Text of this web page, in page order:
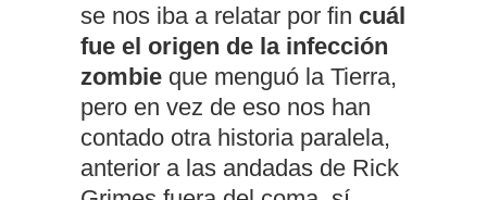
se nos iba a relatar por fin cuál
fue el origen de la infección
zombie que menguó la Tierra,
pero en vez de eso nos han
contado otra historia paralela,
anterior a las andadas de Rick